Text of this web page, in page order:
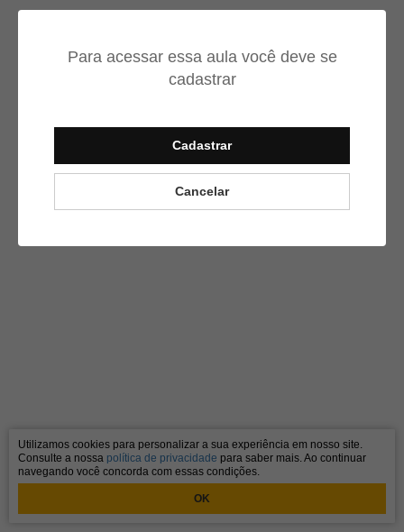
Para acessar essa aula você deve se
cadastrar
Cadastrar
Cancelar
Utilizamos cookies para personalizar a sua experiência em nosso site.
Consulte a nossa política de privacidade para saber mais. Ao continuar
navegando você concorda com essas condições.
OK